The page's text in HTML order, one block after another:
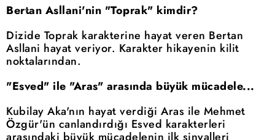
Bertan Asllani'nin "Toprak" kimdir?
Dizide Toprak karakterine hayat veren Bertan
Asllani hayat veriyor. Karakter hikayenin kilit
noktalarından.
"Esved" ile "Aras" arasında büyük mücadele...
Kubilay Aka'nın hayat verdiği Aras ile Mehmet
Özgür'ün canlandırdığı Esved karakterleri
arasındaki büyük mücadelenin ilk sinyalleri